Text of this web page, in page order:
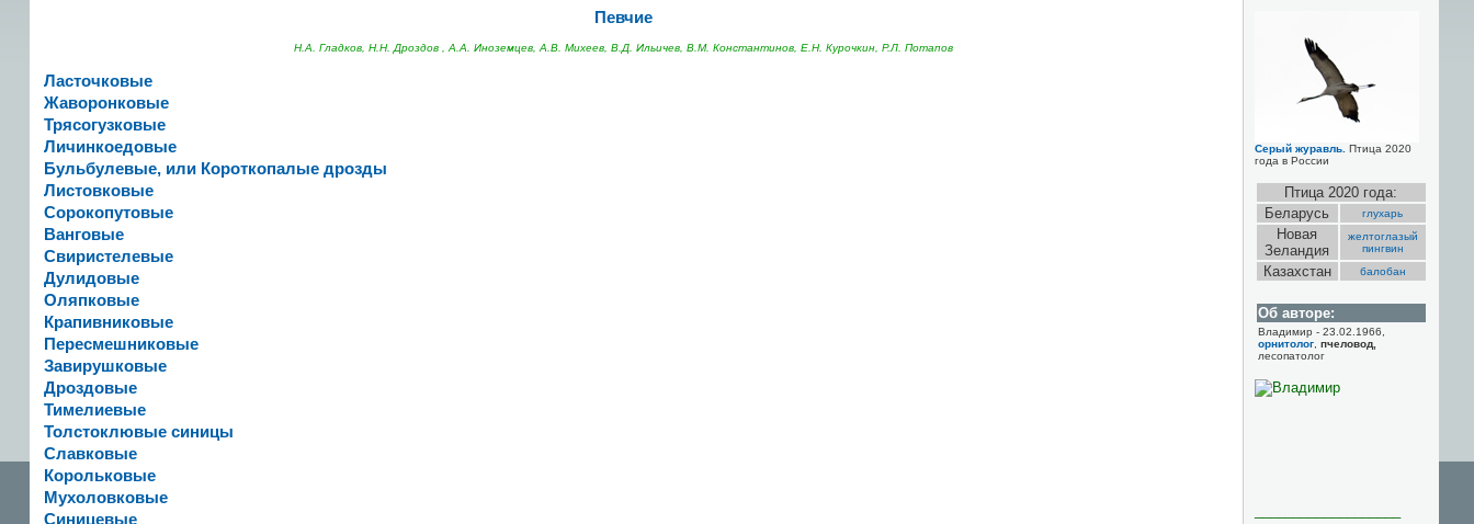
Серый журавль. Птица 2020
года в России
Птица 2020 года:
Беларусь
глухарь
Новая
Зеландия
желтоглазый
пингвин
Казахстан балобан
Об авторе:
Владимир - 23.02.1966,
орнитолог, пчеловод,
лесопатолог
Певчие
Н.А. Гладков, Н.Н. Дроздов , А.А. Иноземцев, А.В. Михеев, В.Д. Ильичев, В.М. Константинов, Е.Н. Курочкин, Р.Л. Потапов
Ласточковые
Жаворонковые
Трясогузковые
Личинкоедовые
Бульбулевые, или Короткопалые дрозды
Листовковые
Сорокопутовые
Ванговые
Свиристелевые
Дулидовые
Оляпковые
Крапивниковые
Пересмешниковые
Завирушковые
Дроздовые
Тимелиевые
Толстоклювые синицы
Славковые
Корольковые
Мухоловковые
Синицевые